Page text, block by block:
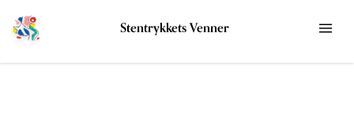
Stentrykkets Venner